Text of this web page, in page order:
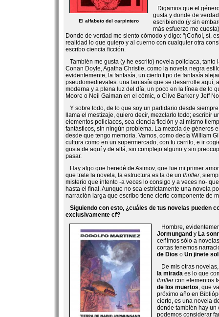
El alfabeto del carpintero
Digamos que el
gusta y donde de
escribiendo (y sin
más esfuerzo me
Donde de verdad me siento cómodo y digo: "¡Coño!, sí,
realidad lo que quiero y al cuerno con cualquier otra
escribo ciencia ficción.
También me gusta (y he escrito) novela policíaca, tanto
Conan Doyle, Agatha Christie, como la novela negra
evidentemente, la fantasía, un cierto tipo de fantasía
pseudomedievales: una fantasía que se desarrolle aquí,
moderna y a plena luz del día, un poco en la línea de lo
Moore o Neil Gaiman en el cómic, o Clive Barker y Jeff
Y sobre todo, de lo que soy un partidario desde
llama el mestizaje, quiero decir, mezclarlo todo; escribir
elementos policíacos, sea ciencia ficción y al mismo
fantásticos, sin ningún problema. La mezcla de géneros
desde que tengo memoria. Vamos, como decía William
cultura como en un supermercado, con tu carrito, e ir
gusta de aquí y de allá, sin complejo alguno y sin
pasar.
Hay algo que heredé de Asimov, que fue mi primer
que trate la novela, la estructura es la de un thriller,
misterio que intento -a veces lo consigo y a veces no-
hasta el final. Aunque no sea estrictamente una novela
narración larga que escribo tiene cierto componente de
Siguiendo con esto, ¿cuáles de tus novelas pueden
exclusivamente cf?
Hombre,
Jormungand y La
ceñimos sólo a
cortas tenemos
de Dios o Un jinete
De mis otras
la mirada es lo que
thrillercon elementos
de los muertos, que
próximo año en
cierto, es una novela
donde también hay un
podemos considerar